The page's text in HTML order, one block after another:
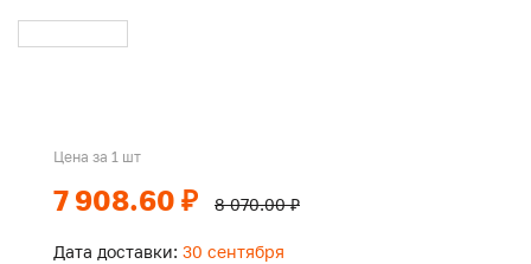
Цена за 1 шт
7 908.60 ₽ 8 070.00 ₽
Дата доставки: 30 сентября